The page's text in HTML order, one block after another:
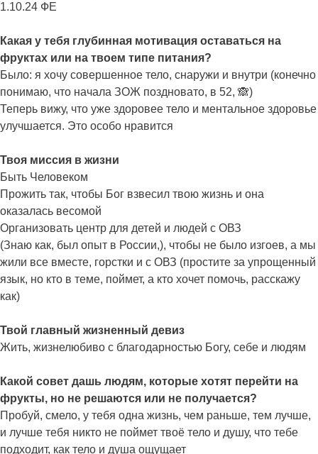
1.10.24 ФЕ
Какая у тебя глубинная мотивация оставаться на
фруктах или на твоем типе питания?
Было: я хочу совершенное тело, снаружи и внутри (конечно
понимаю, что начала ЗОЖ поздновато, в 52, 🙈)
Теперь вижу, что уже здоровее тело и ментальное здоровье
улучшается. Это особо нравится
Твоя миссия в жизни
Быть Человеком
Прожить так, чтобы Бог взвесил твою жизнь и она
оказалась весомой
Организовать центр для детей и людей с ОВЗ
(Знаю как, был опыт в России,), чтобы не было изгоев, а мы
жили все вместе, горстки и с ОВЗ (простите за упрощенный
язык, но кто в теме, поймет, а кто хочет помочь, расскажу
как)
Твой главный жизненный девиз
Жить, жизнелюбиво с благодарностью Богу, себе и людям
Какой совет дашь людям, которые хотят перейти на
фрукты, но не решаются или не получается?
Пробуй, смело, у тебя одна жизнь, чем раньше, тем лучше,
и лучше тебя никто не поймет твоё тело и душу, что тебе
подходит, как тело и душа ощущает